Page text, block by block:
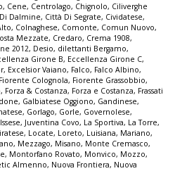
, Cene, Centrolago, Chignolo, Ciliverghe
Dalmine, Città Di Segrate, Cividatese,
, Colnaghese, Comonte, Comun Nuovo,
Mezzate, Credaro, Crema 1908,
2012, Desio, dilettanti Bergamo,
Girone B, Eccellenza Girone C,
, Excelsior Vaiano, Falco, Falco Albino,
Fiorente Colognola, Fiorente Grassobbio,
, Forza & Costanza, Forza e Costanza, Frassati
, Galbiatese Oggiono, Gandinese,
, Gorlago, Gorle, Governolese,
Issese, Juventina Covo, La Sportiva, La Torre,
, Locate, Loreto, Luisiana, Mariano,
, Mezzago, Misano, Monte Cremasco,
, Montorfano Rovato, Monvico, Mozzo,
Almenno, Nuova Frontiera, Nuova